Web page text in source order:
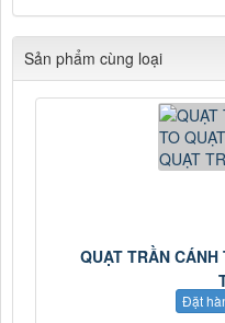
Sản phẩm cùng loại
QUẠT TRẦN
Đặt